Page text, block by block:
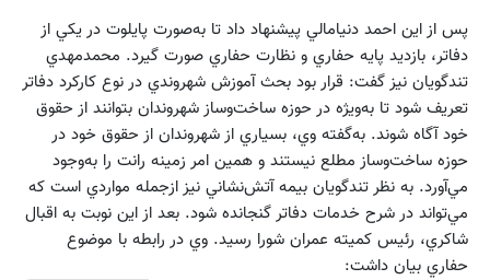
پس از اين احمد دنيامالي پيشنهاد داد تا به‌صورت پايلوت در يكي از
دفاتر، بازديد پايه حفاري و نظارت حفاري صورت گيرد. محمدمهدي
تندگويان نيز گفت: قرار بود بحث آموزش شهروندي در نوع كاركرد دفاتر
تعريف شود تا به‌ويژه در حوزه ساخت‌وساز شهروندان بتوانند از حقوق
خود آگاه شوند. به‌گفته وي، بسياري از شهروندان از حقوق خود در
حوزه ساخت‌و‌ساز مطلع نيستند و همين امر زمينه رانت را به‌وجود
مي‌آورد. به نظر تندگويان بيمه آتش‌نشاني نيز ازجمله مواردي است كه
مي‌تواند در شرح خدمات دفاتر گنجانده شود. بعد از اين نوبت به اقبال
شاكري، رئيس كميته عمران شورا رسيد. وي در رابطه با موضوع
حفاري بيان داشت: